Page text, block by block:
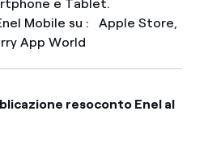
e Tablet.
Mobile su : Apple Store,
App World
resoconto Enel al